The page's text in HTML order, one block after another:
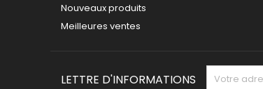
Nouveaux produits
Meilleures ventes
LETTRE D'INFORMATIONS